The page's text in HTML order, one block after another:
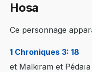
Hosa
Ce personnage
1 Chroniques 3: 18
et Malkiram et